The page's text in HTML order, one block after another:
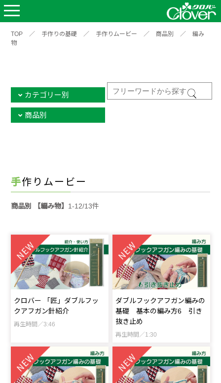
TOP ／ 手作りの基礎 ／ 手作りムービー ／ 商品別 ／
編み
物
カテゴリー別
商品別
手作りムービー
商品別 【編み物】 1-12/13件
クロバー 「匠」ダブルフッ
クアフガン針紹介
再生時間／3:46
ダブルフックアフガン編みの
基礎 基本の編み方6 引き
抜き止め
再生時間／1:30